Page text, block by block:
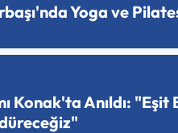
Yoga ve
Konak'ta Anıldı: "Eşit